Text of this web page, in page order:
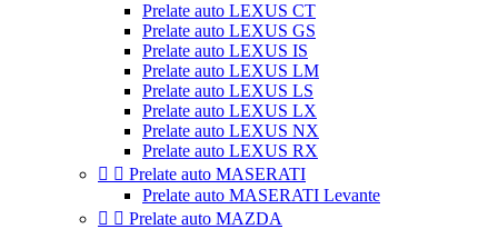
Prelate auto LEXUS CT
Prelate auto LEXUS GS
Prelate auto LEXUS IS
Prelate auto LEXUS LM
Prelate auto LEXUS LS
Prelate auto LEXUS LX
Prelate auto LEXUS NX
Prelate auto LEXUS RX
  Prelate auto MASERATI
Prelate auto MASERATI Levante
  Prelate auto MAZDA